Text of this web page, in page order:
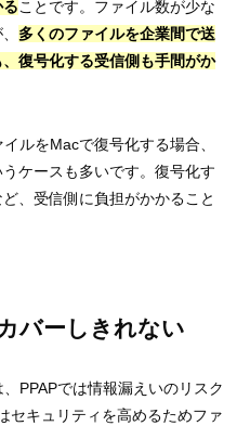
ことです。ファイル数が少な
多くのファイルを企業間で送
復号化する受信側も手間がか
ルをMacで復号化する場合、
ケースも多いです。復号化す
、受信側に負担がかかること
バーしきれない
PPAPでは情報漏えいのリスク
セキュリティを高めるためファ